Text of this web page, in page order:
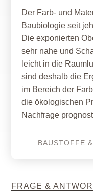
Der Farb- und
Baubiologie seit
Die exponierten
sehr nahe und
leicht in die
sind deshalb die
im Bereich der
die ökologischen
Nachfrage
BAUSTOFFE
FRAGE &